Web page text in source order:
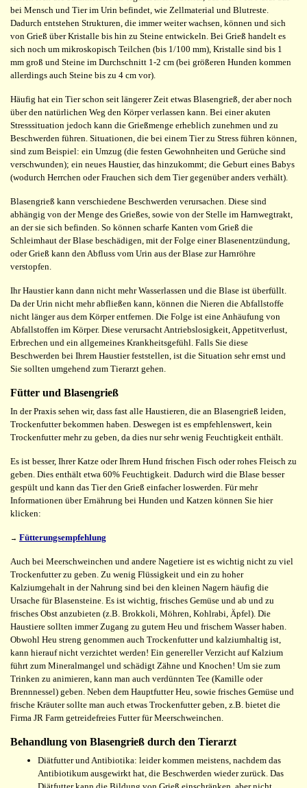
bei Mensch und Tier im Urin befindet, wie Zellmaterial und Blutreste.
Dadurch entstehen Strukturen, die immer weiter wachsen, können und sich
von Grieß über Kristalle bis hin zu Steine entwickeln. Bei Grieß handelt es
sich noch um mikroskopisch Teilchen (bis 1/100 mm), Kristalle sind bis 1
mm groß und Steine im Durchschnitt 1-2 cm (bei größeren Hunden kommen
allerdings auch Steine bis zu 4 cm vor).
Häufig hat ein Tier schon seit längerer Zeit etwas Blasengrieß, der aber noch
über den natürlichen Weg den Körper verlassen kann. Bei einer akuten
Stresssituation jedoch kann die Grießmenge erheblich zunehmen und zu
Beschwerden führen. Situationen, die bei einem Tier zu Stress führen können,
sind zum Beispiel: ein Umzug (die festen Gewohnheiten und Gerüche sind
verschwunden); ein neues Haustier, das hinzukommt; die Geburt eines Babys
(wodurch Herrchen oder Frauchen sich dem Tier gegenüber anders verhält).
Blasengrieß kann verschiedene Beschwerden verursachen. Diese sind
abhängig von der Menge des Grießes, sowie von der Stelle im Harnwegtrakt,
an der sie sich befinden. So können scharfe Kanten vom Grieß die
Schleimhaut der Blase beschädigen, mit der Folge einer Blasenentzündung,
oder Grieß kann den Abfluss vom Urin aus der Blase zur Harnröhre
verstopfen.
Ihr Haustier kann dann nicht mehr Wasserlassen und die Blase ist überfüllt.
Da der Urin nicht mehr abfließen kann, können die Nieren die Abfallstoffe
nicht länger aus dem Körper entfernen. Die Folge ist eine Anhäufung von
Abfallstoffen im Körper. Diese verursacht Antriebslosigkeit, Appetitverlust,
Erbrechen und ein allgemeines Krankheitsgefühl. Falls Sie diese
Beschwerden bei Ihrem Haustier feststellen, ist die Situation sehr ernst und
Sie sollten umgehend zum Tierarzt gehen.
Fütter und Blasengrieß
In der Praxis sehen wir, dass fast alle Haustieren, die an Blasengrieß leiden,
Trockenfutter bekommen haben. Deswegen ist es empfehlenswert, kein
Trockenfutter mehr zu geben, da dies nur sehr wenig Feuchtigkeit enthält.
Es ist besser, Ihrer Katze oder Ihrem Hund frischen Fisch oder rohes Fleisch zu
geben. Dies enthält etwa 60% Feuchtigkeit. Dadurch wird die Blase besser
gespült und kann das Tier den Grieß einfacher loswerden. Für mehr
Informationen über Ernährung bei Hunden und Katzen können Sie hier
klicken:
→ Fütterungsempfehlung
Auch bei Meerschweinchen und andere Nagetiere ist es wichtig nicht zu viel
Trockenfutter zu geben. Zu wenig Flüssigkeit und ein zu hoher
Kalziumgehalt in der Nahrung sind bei den kleinen Nagern häufig die
Ursache für Blasensteine. Es ist wichtig, frisches Gemüse und ab und zu
frisches Obst anzubieten (z.B. Brokkoli, Möhren, Kohlrabi, Äpfel). Die
Haustiere sollten immer Zugang zu gutem Heu und frischem Wasser haben.
Obwohl Heu streng genommen auch Trockenfutter und kalziumhaltig ist,
kann hierauf nicht verzichtet werden! Ein genereller Verzicht auf Kalzium
führt zum Mineralmangel und schädigt Zähne und Knochen! Um sie zum
Trinken zu animieren, kann man auch verdünnten Tee (Kamille oder
Brennnessel) geben. Neben dem Hauptfutter Heu, sowie frisches Gemüse und
frische Kräuter sollte man auch etwas Trockenfutter geben, z.B. bietet die
Firma JR Farm getreidefreies Futter für Meerschweinchen.
Behandlung von Blasengrieß durch den Tierarzt
Diätfutter und Antibiotika: leider kommen meistens, nachdem das
Antibiotikum ausgewirkt hat, die Beschwerden wieder zurück. Das